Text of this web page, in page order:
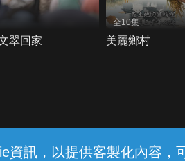
資訊，以提供客製化內容，
翠回家
全10集
美麗鄉村